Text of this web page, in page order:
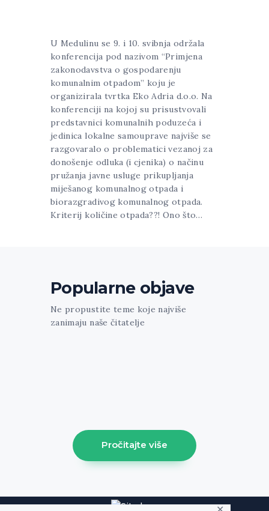
U Medulinu se 9. i 10. svibnja održala
konferencija pod nazivom “Primjena
zakonodavstva o gospodarenju
komunalnim otpadom” koju je
organizirala tvrtka Eko Adria d.o.o. Na
konferenciji na kojoj su prisustvovali
predstavnici komunalnih poduzeća i
jedinica lokalne samouprave najviše se
razgovaralo o problematici vezanoj za
donošenje odluka (i cjenika) o načinu
pružanja javne usluge prikupljanja
miješanog komunalnog otpada i
biorazgradivog komunalnog otpada.
Kriterij količine otpada??! Ono što…
Popularne objave
Ne propustite teme koje najviše
zanimaju naše čitatelje
Pročitajte više